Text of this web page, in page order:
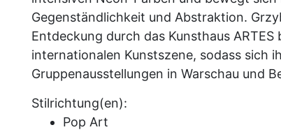
Gegenständlichkeit und Abstraktion.
Entdeckung durch das Kunsthaus
internationalen Kunstszene, sodass sich
Gruppenausstellungen in Warschau und
Stilrichtung(en):
Pop Art